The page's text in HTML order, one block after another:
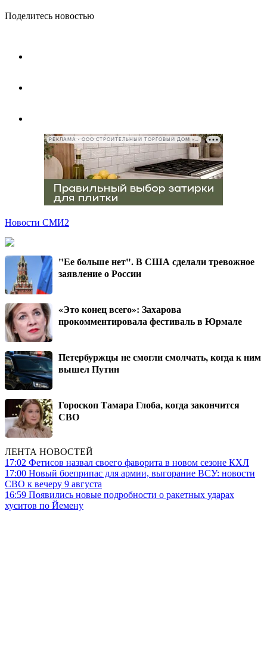
Поделитесь новостью
РЕКЛАМА • ООО СТРОИТЕЛЬНЫЙ ТОРГОВЫЙ ДОМ «ПЕТРОВИЧ», ИНН 7802348846
Новости СМИ2
"Ее больше нет". В США сделали тревожное
заявление о России
«Это конец всего»: Захарова
прокомментировала фестиваль в Юрмале
Петербуржцы не смогли смолчать, когда к ним
вышел Путин
Гороскоп Тамара Глоба, когда закончится
СВО
ЛЕНТА НОВОСТЕЙ
17:02 Фетисов назвал своего фаворита в новом сезоне КХЛ
17:00 Новый боеприпас для армии, выгорание ВСУ: новости
СВО к вечеру 9 августа
16:59 Появились новые подробности о ракетных ударах
хуситов по Йемену